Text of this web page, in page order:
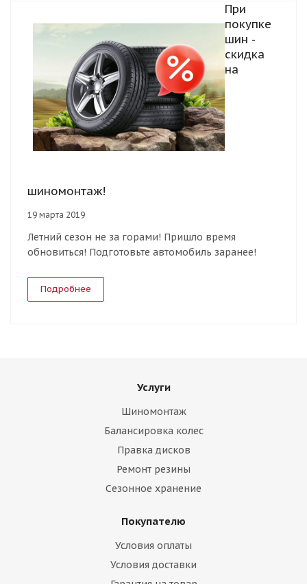
При
покупке
шин -
скидка
на
шиномонтаж!
19 марта 2019
Летний сезон не за горами! Пришло время
обновиться! Подготовьте автомобиль заранее!
Подробнее
Услуги
Шиномонтаж
Балансировка колес
Правка дисков
Ремонт резины
Сезонное хранение
Покупателю
Условия оплаты
Условия доставки